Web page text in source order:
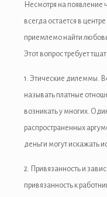
Несмотря на появление
всегда остается в
приемлемо найти
Этот вопрос требует
1. Этические дилеммы.
называть платные
возникать у многих.
распространенных
деньги могут искажать
2. Привязанность и
привязанность к